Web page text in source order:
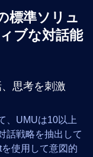
標準ソリュ
ブな対話能
思考を刺激
、UMUは10以上
話戦略を抽出して
使用して意図的